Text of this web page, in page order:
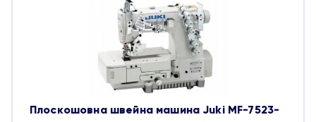
Плоскошовна швейна машина Juki MF-7523-